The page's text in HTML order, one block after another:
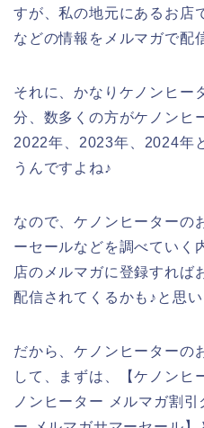
すが、私の地元にあるお店
などの情報をメルマガで配
それに、かなりケノンヒー
分、数多くの方がケノンヒ
2022年、2023年、2024年
うんですよね♪
なので、ケノンヒーターの
ーセールなどを調べていく
店のメルマガに登録すれば
配信されてくるかも♪と思い
だから、ケノンヒーターの
して、まずは、【ケノンヒ
ノンヒーター メルマガ割